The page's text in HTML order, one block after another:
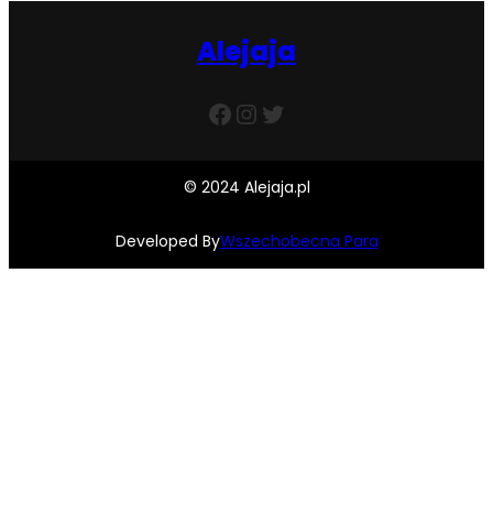
Alejaja
Facebook InstagramTwitter
© 2024 Alejaja.pl
Developed ByWszechobecna Para